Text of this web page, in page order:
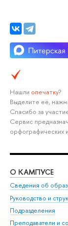
Нашли опечатку?
Выделите её,
Спасибо за
Сервис
орфографических
О КАМПУСЕ
Сведения об
Руководство и
Подразделения
Преподаватели и